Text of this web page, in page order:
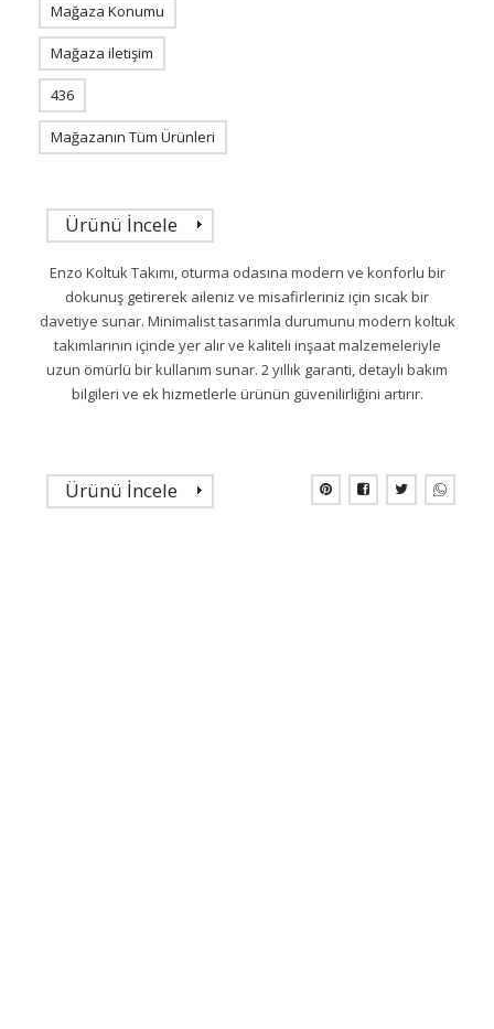
Mağaza Konumu
Mağaza iletişim
436
Mağazanın Tüm Ürünleri
Ürünü İncele
Enzo Koltuk Takımı, oturma odasına modern ve konforlu bir
dokunuş getirerek aileniz ve misafirleriniz için sıcak bir
davetiye sunar. Minimalist tasarımla durumunu modern koltuk
takımlarının içinde yer alır ve kaliteli inşaat malzemeleriyle
uzun ömürlü bir kullanım sunar. 2 yıllık garanti, detaylı bakım
bilgileri ve ek hizmetlerle ürünün güvenilirliğini artırır.
Ürünü İncele